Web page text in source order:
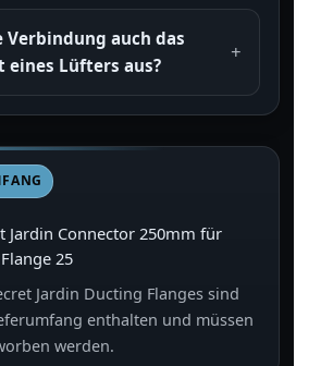
Verbindung auch das
eines Lüfters aus?
Jardin Connector 250mm für
25
Jardin Ducting Flanges sind
enthalten und müssen
werden.